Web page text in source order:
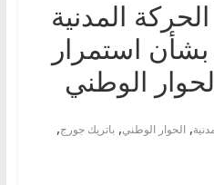
المدنية
بشأن استمرار
الوطني
, الحوار الوطني, باتريك جورج,